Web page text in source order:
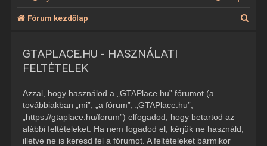
Fórum kezdőlap
GTAPLACE.HU - HASZNÁLATI
FELTÉTELEK
Azzal, hogy használod a „GTAPlace.hu” fórumot (a
továbbiakban „mi”, „a fórum”, „GTAPlace.hu”,
„https://gtaplace.hu/forum”) elfogadod, hogy betartod az
alábbi feltételeket. Ha nem fogadod el, kérjük ne használd,
illetve ne is keresd fel a fórumot. A feltételeket bármikor